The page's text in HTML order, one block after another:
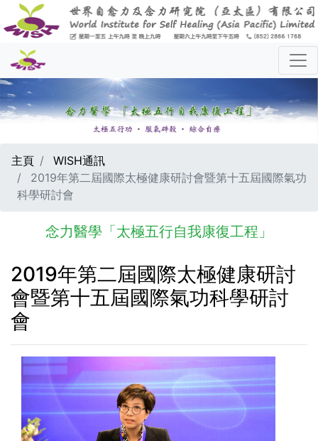
主頁
WISH通訊
2019年第二屆國際太極健康研討會暨第十五屆國際氣功
科學研討會
念力醫學「太極五行自我康復工程」
2019年第二屆國際太極健康研討
會暨第十五屆國際氣功科學研討
會